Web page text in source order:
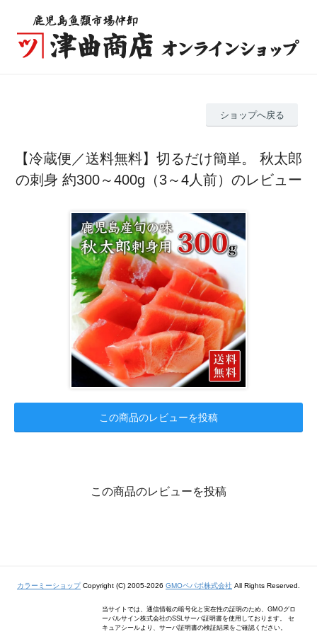
ショップへ戻る
【冷蔵便／送料無料】切るだけ簡単。 秋太郎
の刺身 約300～400g（3～4人前）のレビュー
この商品のレビューを投稿
この商品のレビューを投稿
カラーミーショップCopyright (C) 2005-2026 GMOペパボ株式会社 All Rights Reserved.
当サイトでは、通信情報の暗号化と実在性の証明のため、GMOグロ
ーバルサイン株式会社のSSLサーバ証明書を使用しております。 セ
キュアシールより、サーバ証明書の検証結果をご確認ください。